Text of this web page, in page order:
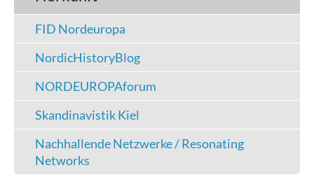
FID Nordeuropa
NordicHistoryBlog
NORDEUROPAforum
Skandinavistik Kiel
Nachhallende Netzwerke / Resonating
Networks